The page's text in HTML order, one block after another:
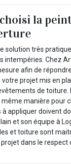
la
solution très
intempéries. Chez
afin de
projet mis en
de
manière pour
appliquer doivent
et son équipe à
et toiture sont
dans le respect